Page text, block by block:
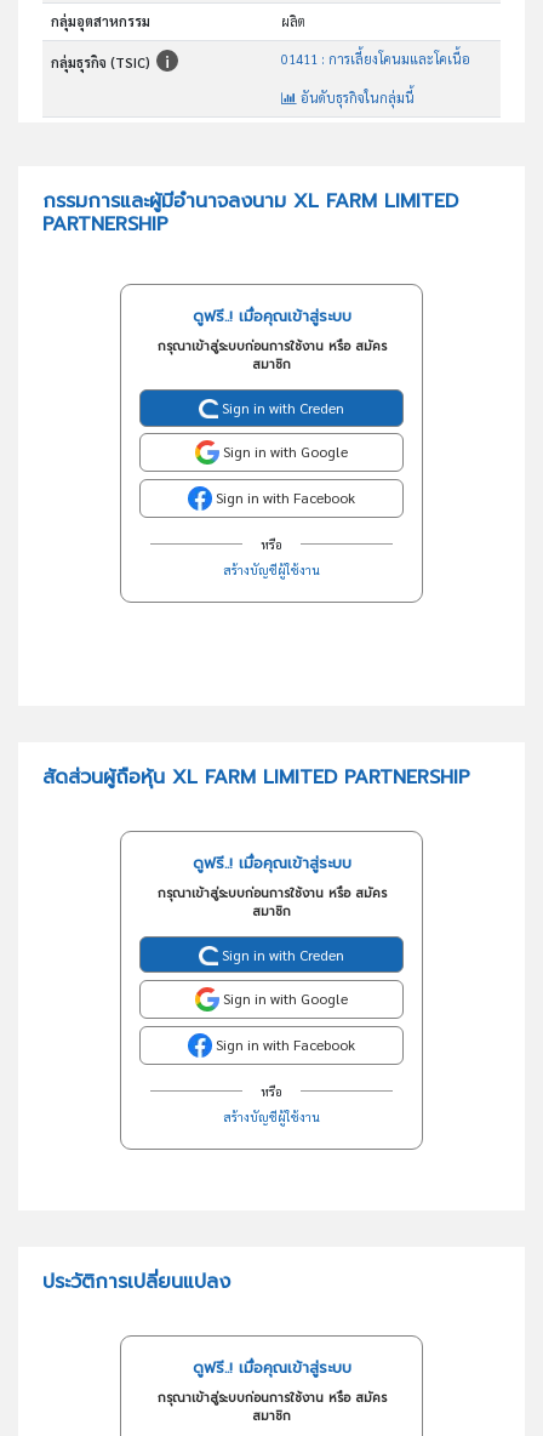
กลุ่มอุตสาหกรรม ผลิต
กลุ่มธุรกิจ (TSIC) 01411 : การเลี้ยงโคนมและโคเนื้อ
อันดับธุรกิจในกลุ่มนี้
กรรมการและผู้มีอำนาจลงนาม XL FARM LIMITED
PARTNERSHIP
ดูฟรี..! เมื่อคุณเข้าสู่ระบบ
กรุณาเข้าสู่ระบบก่อนการใช้งาน หรือ สมัคร
สมาชิก
Sign in with Creden
Sign in with Google
Sign in with Facebook
หรือ
สร้างบัญชีผู้ใช้งาน
สัดส่วนผู้ถือหุ้น XL FARM LIMITED PARTNERSHIP
ดูฟรี..! เมื่อคุณเข้าสู่ระบบ
กรุณาเข้าสู่ระบบก่อนการใช้งาน หรือ สมัคร
สมาชิก
Sign in with Creden
Sign in with Google
Sign in with Facebook
หรือ
สร้างบัญชีผู้ใช้งาน
ประวัติการเปลี่ยนแปลง
ดูฟรี..! เมื่อคุณเข้าสู่ระบบ
กรุณาเข้าสู่ระบบก่อนการใช้งาน หรือ สมัคร
สมาชิก